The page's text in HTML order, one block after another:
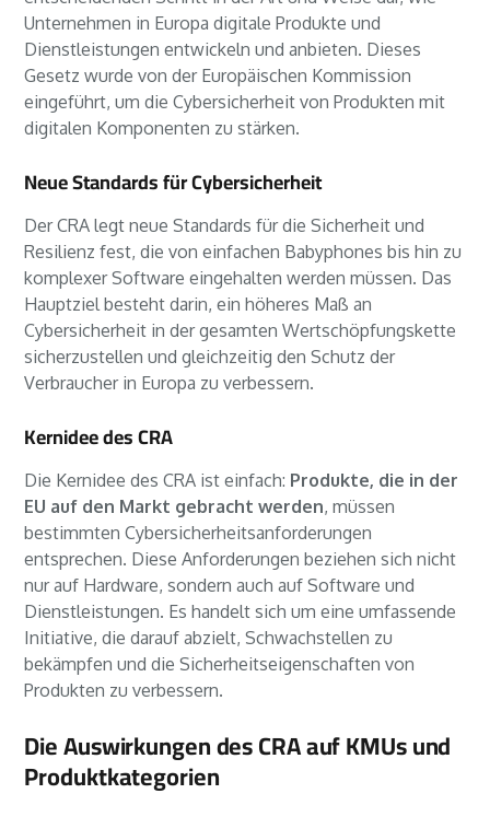
Unternehmen in Europa digitale Produkte und
Dienstleistungen entwickeln und anbieten. Dieses
Gesetz wurde von der Europäischen Kommission
eingeführt, um die Cybersicherheit von Produkten mit
digitalen Komponenten zu stärken.
Neue Standards für Cybersicherheit
Der CRA legt neue Standards für die Sicherheit und
Resilienz fest, die von einfachen Babyphones bis hin zu
komplexer Software eingehalten werden müssen. Das
Hauptziel besteht darin, ein höheres Maß an
Cybersicherheit in der gesamten Wertschöpfungskette
sicherzustellen und gleichzeitig den Schutz der
Verbraucher in Europa zu verbessern.
Kernidee des CRA
Die Kernidee des CRA ist einfach: Produkte, die in der
EU auf den Markt gebracht werden, müssen
bestimmten Cybersicherheitsanforderungen
entsprechen. Diese Anforderungen beziehen sich nicht
nur auf Hardware, sondern auch auf Software und
Dienstleistungen. Es handelt sich um eine umfassende
Initiative, die darauf abzielt, Schwachstellen zu
bekämpfen und die Sicherheitseigenschaften von
Produkten zu verbessern.
Die Auswirkungen des CRA auf KMUs und
Produktkategorien